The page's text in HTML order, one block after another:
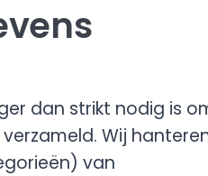
dan strikt nodig is
Wij
van